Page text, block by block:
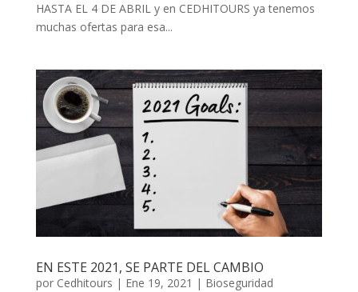
HASTA EL 4 DE ABRIL y en CEDHITOURS ya tenemos
muchas ofertas para esa...
EN ESTE 2021, SE PARTE DEL CAMBIO
por Cedhitours | Ene 19, 2021 | Bioseguridad